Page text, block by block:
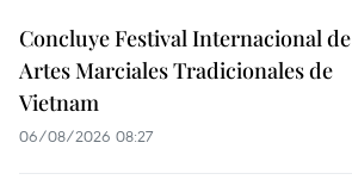
Concluye Festival Internacional de
Artes Marciales Tradicionales de
Vietnam
06/08/2026 08:27